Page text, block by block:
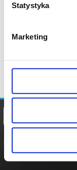
Statystyka
Marketing